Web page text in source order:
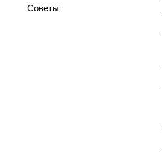
Советы